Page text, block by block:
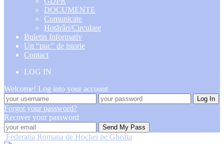
DOCUMENTE
Comunicate
Hotărâri/Circulare
Buletin Informativ
Un “puc” de istorie
Contact
LOG IN
Welcome! Log into your account
Forgot your password?
Recover your password
Federatia Romana de Hochei pe Gheata